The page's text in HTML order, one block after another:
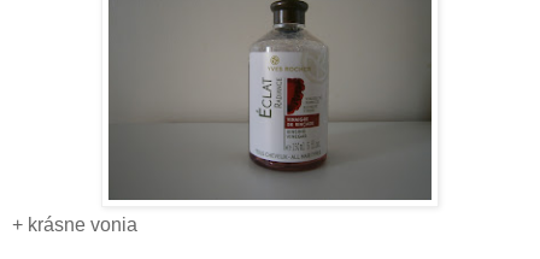
+ krásne vonia